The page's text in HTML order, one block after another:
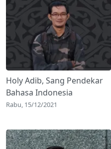
Holy Adib, Sang Pendekar
Bahasa Indonesia
Rabu, 15/12/2021